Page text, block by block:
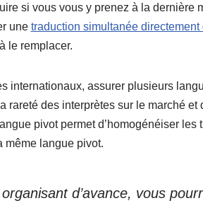
si vous vous y prenez à la dernière
une traduction simultanée directement
le remplacer.
internationaux, assurer plusieurs
rareté des interprètes sur le marché
pivot permet d’homogénéiser
même langue pivot.
d’avance, vous